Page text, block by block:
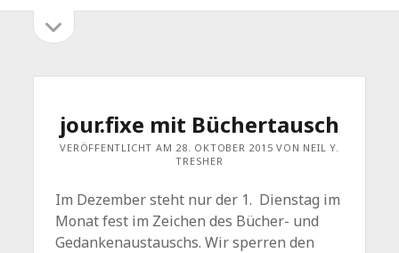
Seitenleiste
öffnen
jour.fixe mit Büchertausch
VERÖFFENTLICHT AM 28. OKTOBER 2015 VON NEIL Y.
TRESHER
Im Dezember steht nur der 1. Dienstag im
Monat fest im Zeichen des Bücher- und
Gedankenaustauschs. Wir sperren den